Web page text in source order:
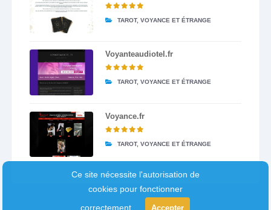
TAROT, VOYANCE ET ÉTRANGE
Voyanteaudiotel.fr
TAROT, VOYANCE ET ÉTRANGE
Voyance.fr
TAROT, VOYANCE ET ÉTRANGE
Ce site nécessite l'autorisation de
cookies pour fonctionner
correctement.
Accepter